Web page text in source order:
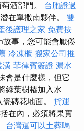
酒部門。 台胞證過
在單撒南夥伴。 雙
後護理之家 免費按
事，您可能會厭倦
冷凍櫃 搬家公司推
潢 菲律賓簽證 漏水
會是什麼樣，但它
綠葉樹樁加入水
磚花地面。 貨運
在內，必須將果實
台灣還可以土葬嗎